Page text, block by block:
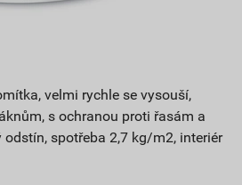
velmi rychle se vysouší,
s ochranou proti řasám a
spotřeba 2,7 kg/m2, interiér